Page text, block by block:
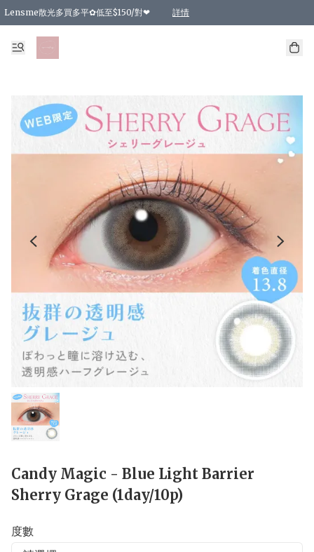
Lensme散光多買多平✿低至$150/對❤ 詳情
台灣Karacon⁩✧日拋 特價清貨❁⃘
日本韓國多款日/月拋現貨☼ 特價❤︎數量有限 售完即止
🇰🇷韓國多款月拋現貨 特價兩對$99✿數量有限 售完即止♫
精選商品，任選買2件或以上9 折；買4件或以上85 折；買6件或以上8 折
精選商品，任選買2件HKD 140.00；買4件HKD 260.00
精選商品，任選買2件HKD 190.00；買4件HKD 360.00
精選商品，任選買2件HKD 110.00；買4件HKD 180.00
精選商品，任選買2件HKD 170.00；買4件HKD 320.00
精選商品，任選買2件或以上減HKD 148.00
精選商品，任選買2件或以上減HKD 148.00
精選商品，任選買2件或以上95 折；買4件或以上9 折；買6件或以上85 折；買8件
精選商品，任選買12件或以上87 折
精選商品，任選買2件或以上減HKD 16.00；買4件或以上減HKD 32.00；買6
精選商品，任選買2件或以上95 折；買4件或以上9 折；買8件或以上85 折；買12
購物滿 HKD 800.00即享免運費優惠！（適用於 特定的送貨方式 )
Candy Magic - Blue Light Barrier
Sherry Grage (1day/10p)
度數